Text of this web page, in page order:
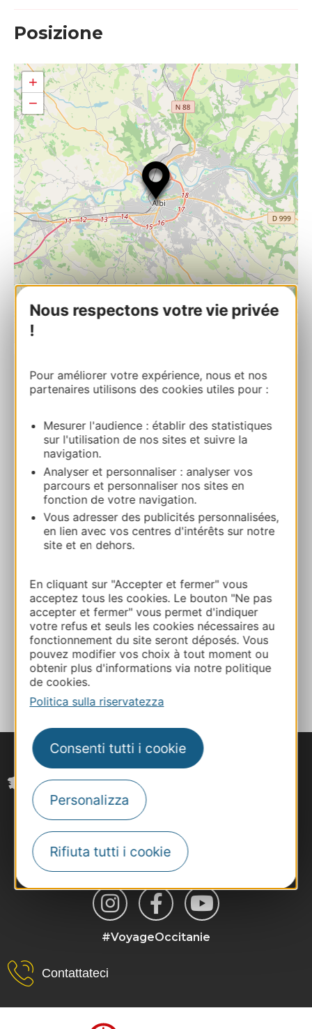
Nous respectons votre vie privée
!
Pour améliorer votre expérience, nous et nos
partenaires utilisons des cookies utiles pour :
Mesurer l'audience : établir des statistiques
sur l'utilisation de nos sites et suivre la
navigation.
Analyser et personnaliser : analyser vos
parcours et personnaliser nos sites en
fonction de votre navigation.
Vous adresser des publicités personnalisées,
en lien avec vos centres d'intérêts sur notre
site et en dehors.
En cliquant sur "Accepter et fermer" vous
acceptez tous les cookies. Le bouton "Ne pas
accepter et fermer" vous permet d'indiquer
votre refus et seuls les cookies nécessaires au
fonctionnement du site seront déposés. Vous
pouvez modifier vos choix à tout moment ou
obtenir plus d'informations via notre politique
de cookies.
Politica sulla riservatezza
Consenti tutti i cookie
Personalizza
Rifiuta tutti i cookie
Posizione
+
−
Musée pour Tous Raphaël Cordoba
Hotel de Saunal38, rue de l’Hôtel de Ville
Calcola il tuo percorso
07 81 07 67 53
E-mail
Sito web
Facebook
AGGIUNGI
AL TACCUINO
#VoyageOccitanie
Contattateci